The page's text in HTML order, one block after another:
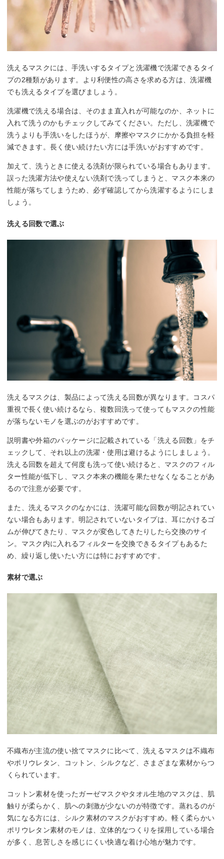
洗えるマスクには、手洗いするタイプと洗濯機で洗濯できるタイ
プの2種類があります。より利便性の高さを求める方は、洗濯機
でも洗えるタイプを選びましょう。
洗濯機で洗える場合は、そのまま直入れが可能なのか、ネットに
入れて洗うのかもチェックしてみてください。ただし、洗濯機で
洗うよりも手洗いをしたほうが、摩擦やマスクにかかる負担を軽
減できます。長く使い続けたい方には手洗いがおすすめです。
加えて、洗うときに使える洗剤が限られている場合もあります。
誤った洗濯方法や使えない洗剤で洗ってしまうと、マスク本来の
性能が落ちてしまうため、必ず確認してから洗濯するようにしま
しょう。
洗える回数で選ぶ
洗えるマスクは、製品によって洗える回数が異なります。コスパ
重視で長く使い続けるなら、複数回洗って使ってもマスクの性能
が落ちないモノを選ぶのがおすすめです。
説明書や外箱のパッケージに記載されている「洗える回数」をチ
ェックして、それ以上の洗濯・使用は避けるようにしましょう。
洗える回数を超えて何度も洗って使い続けると、マスクのフィル
ター性能が低下し、マスク本来の機能を果たせなくなることがあ
るので注意が必要です。
また、洗えるマスクのなかには、洗濯可能な回数が明記されてい
ない場合もあります。明記されていないタイプは、耳にかけるゴ
ムが伸びてきたり、マスクが変色してきたりしたら交換のサイ
ン。マスク内に入れるフィルターを交換できるタイプもあるた
め、繰り返し使いたい方には特におすすめです。
素材で選ぶ
不織布が主流の使い捨てマスクに比べて、洗えるマスクは不織布
やポリウレタン、コットン、シルクなど、さまざまな素材からつ
くられています。
コットン素材を使ったガーゼマスクやタオル生地のマスクは、肌
触りが柔らかく、肌への刺激が少ないのが特徴です。蒸れるのが
気になる方には、シルク素材のマスクがおすすめ。軽く柔らかい
ポリウレタン素材のモノは、立体的なつくりを採用している場合
が多く、息苦しさを感じにくい快適な着け心地が魅力です。